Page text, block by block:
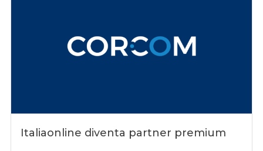
Italiaonline diventa partner premium